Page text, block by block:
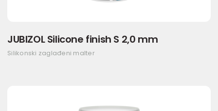
JUBIZOL Silicone finish S 2,0 mm
Silikonski zaglađeni malter